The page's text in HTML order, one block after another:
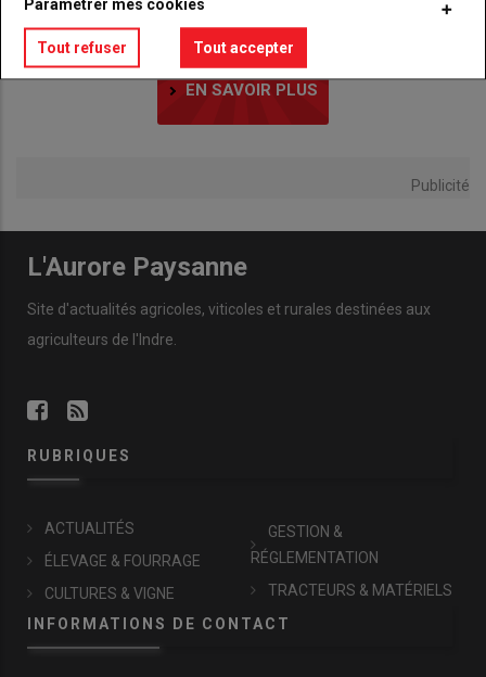
LE CHIFFRE DU JOUR
EN SAVOIR PLUS
Publicité
L'Aurore Paysanne
Site d'actualités agricoles, viticoles et rurales destinées aux
agriculteurs de l'Indre.
RUBRIQUES
ACTUALITÉS
ÉLEVAGE & FOURRAGE
CULTURES & VIGNE
GESTION &
RÉGLEMENTATION
TRACTEURS & MATÉRIELS
INFORMATIONS DE CONTACT
Tout refuser Tout accepter